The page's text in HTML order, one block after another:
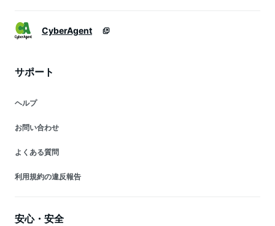
CyberAgent
サポート
ヘルプ
お問い合わせ
よくある質問
利用規約の違反報告
安心・安全